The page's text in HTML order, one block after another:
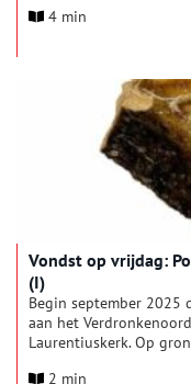
veilig én christelijk
iedereen welkom is bij
10 juli tot en met
4 min
Vondst op vrijdag:
(I)
Begin september 2025
aan het
Laurentiuskerk. Op
2 min